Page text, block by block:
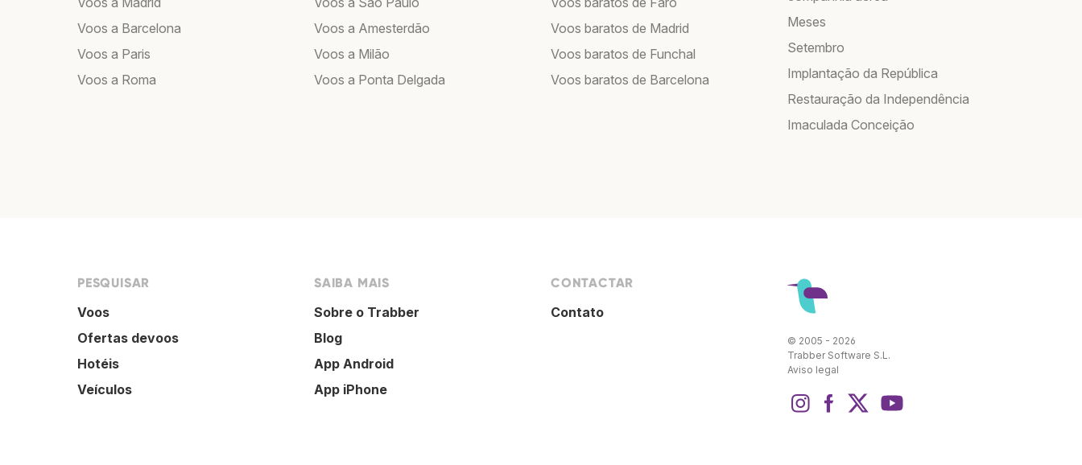
Voos a Barcelona
Voos a Paris
Voos a Roma
Voos a Amesterdão
Voos a Milão
Voos a Ponta Delgada
Voos baratos de Madrid
Voos baratos de Funchal
Voos baratos de Barcelona
Meses
Setembro
Implantação da República
Restauração da Independência
Imaculada Conceição
PESQUISAR
Voos
Ofertas devoos
Hotéis
Veículos
SAIBA MAIS
Sobre o Trabber
Blog
App Android
App iPhone
CONTACTAR
Contato
© 2005 - 2026
Trabber Software S.L.
Aviso legal